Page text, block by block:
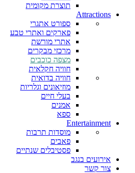
תוצרת מקומית
Attractions
ספורט אתגרי
פארקים ואתרי טבע
אתרי מורשת
מרכזי מבקרים
מצפה כוכבים
חוויה חקלאית
חוויה בדואית
מוזיאונים וגלריות
בעלי חיים
אמנים
ספא
Entertainment
מוסדות תרבות
פאבים
פסטיבלים שנתיים
אירועים בנגב
צור קשר